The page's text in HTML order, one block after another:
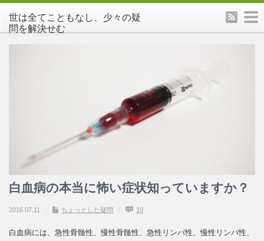
世は全てこともなし、少々の疑
問を解決せむ
rss
白血病の本当に怖い症状知っていますか？
2016.07.11 ちょっとした疑問 10
白血病には、急性骨髄性、慢性骨髄性、急性リンパ性、慢性リンパ性、
低血圧だと朝が弱くなるって本当？迷信？
2016.07.11 ちょっとした疑問 1
占いってどんな種類があるの？
2016.07.11 ちょっとした疑問 0
秋刀魚の美味しい時期に食べたい３つの料
理
2016.07.11 ちょっとした疑問 0
肩こりを簡単に自分で治す運動を紹介！
2016.07.11 ちょっとした疑問 0